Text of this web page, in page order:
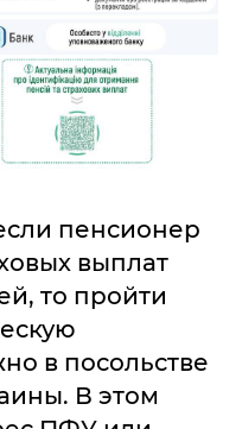
пенсионер
выплат
то пройти
в посольстве
В этом